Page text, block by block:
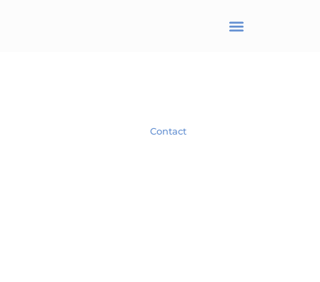
Contact